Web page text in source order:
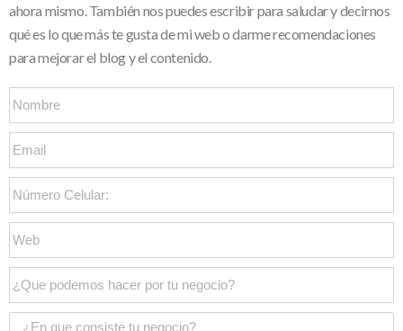
ahora mismo. También nos puedes escribir para saludar y decirnos
qué es lo que más te gusta de mi web o darme recomendaciones
para mejorar el blog y el contenido.